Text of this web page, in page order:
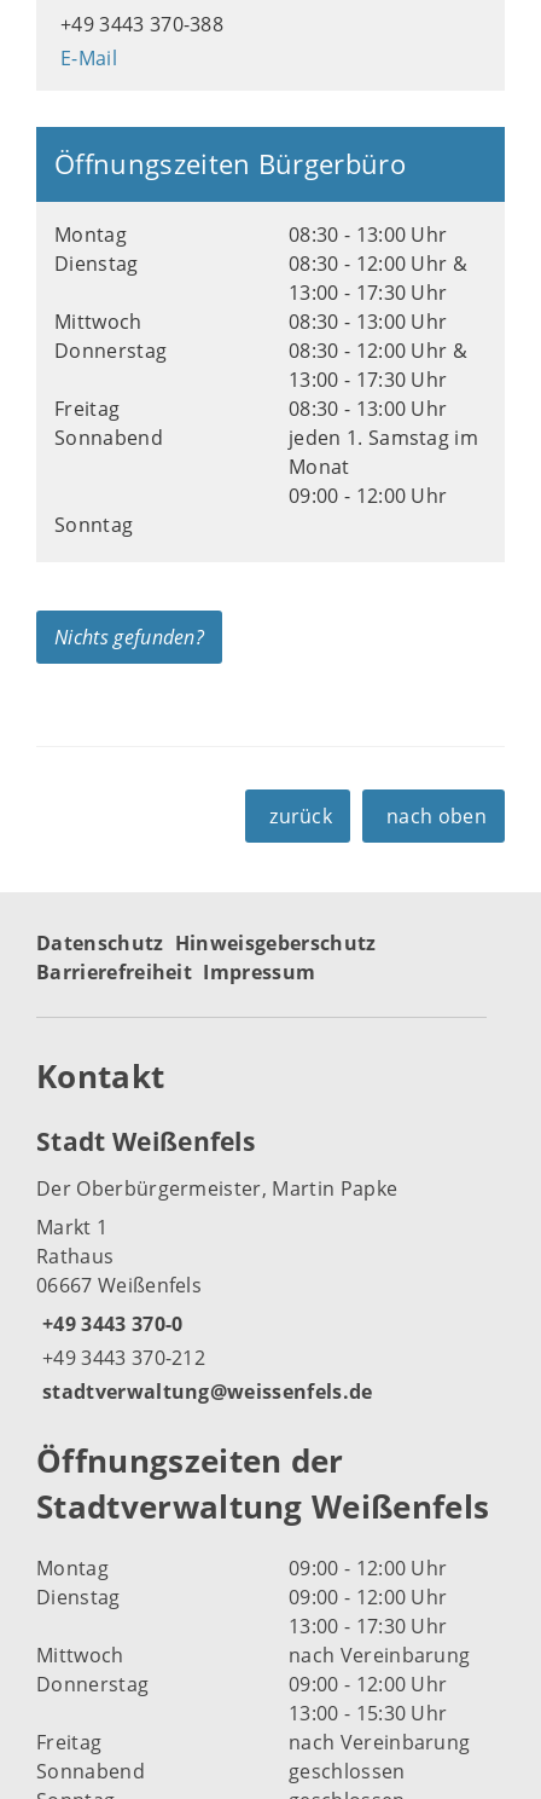
+49 3443 370-388
E-Mail
Öffnungszeiten Bürgerbüro
Montag
08:30 - 13:00 Uhr
Dienstag
08:30 - 12:00 Uhr &
13:00 - 17:30 Uhr
Mittwoch
08:30 - 13:00 Uhr
Donnerstag
08:30 - 12:00 Uhr &
13:00 - 17:30 Uhr
Freitag
08:30 - 13:00 Uhr
Sonnabend
jeden 1. Samstag im
Monat
09:00 - 12:00 Uhr
Sonntag
Nichts gefunden?
zurück nach oben
Datenschutz Hinweisgeberschutz
Barrierefreiheit Impressum
Kontakt
Stadt Weißenfels
Der Oberbürgermeister, Martin Papke
Markt 1
Rathaus
06667 Weißenfels
+49 3443 370-0
+49 3443 370-212
stadtverwaltung@weissenfels.de
Öffnungszeiten der
Stadtverwaltung Weißenfels
Montag
09:00 - 12:00 Uhr
Dienstag
09:00 - 12:00 Uhr
13:00 - 17:30 Uhr
Mittwoch
nach Vereinbarung
Donnerstag
09:00 - 12:00 Uhr
13:00 - 15:30 Uhr
Freitag
nach Vereinbarung
Sonnabend
geschlossen